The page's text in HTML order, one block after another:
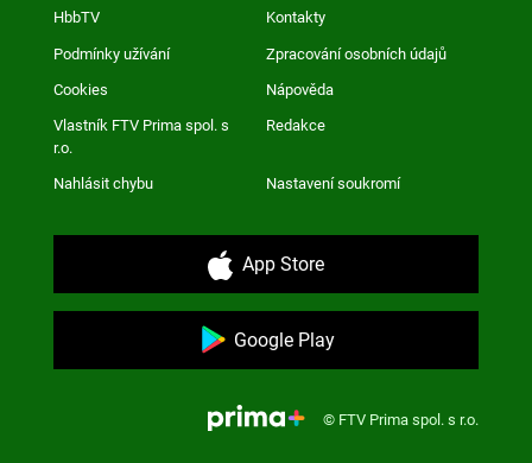
HbbTV Kontakty
Podmínky užívání Zpracování osobních údajů
Cookies Nápověda
Vlastník FTV Prima spol. s
r.o.
Redakce
Nahlásit chybu Nastavení soukromí
App Store
Google Play
© FTV Prima spol. s r.o.